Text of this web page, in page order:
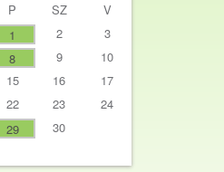
P SZ
V
1
2
3
8 9
10
15 16
17
22 23
24
29 30